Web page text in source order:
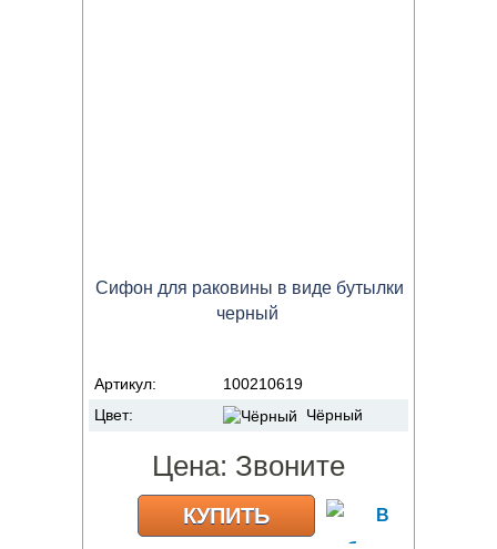
Сифон для раковины в виде бутылки
черный
Артикул:
100210619
Цвет:
Чёрный
Цена: Звоните
КУПИТЬ